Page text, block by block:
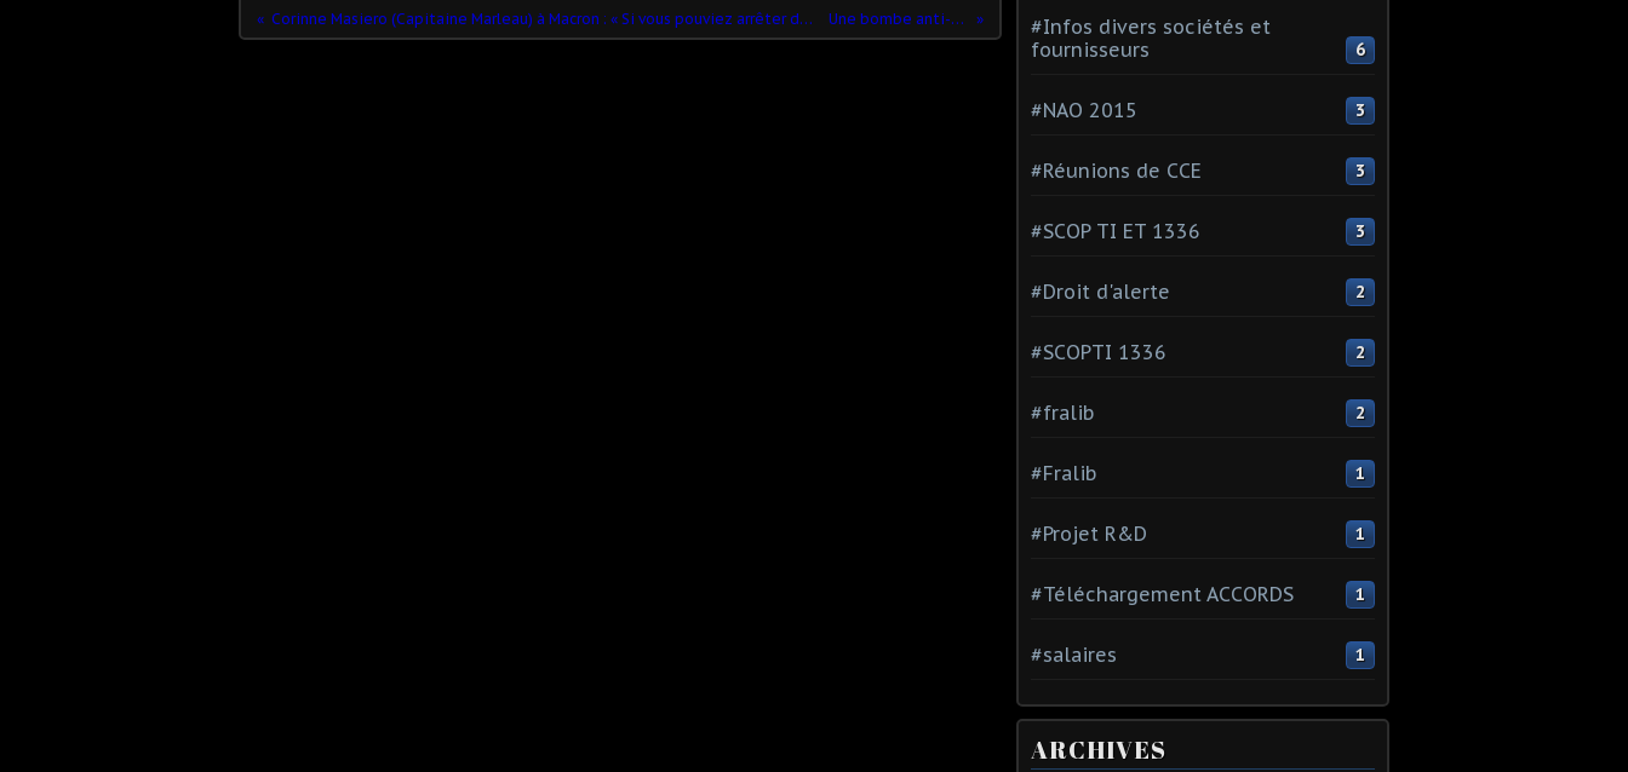
Corinne Masiero (Capitaine Marleau) à Macron : « Si vous pouviez arrêter de faire vos conneries... » Une bombe anti-sociale...
#Infos divers sociétés et
fournisseurs
6
#NAO 2015 3
#Réunions de CCE 3
#SCOP TI ET 1336 3
#Droit d'alerte 2
#SCOPTI 1336 2
#fralib 2
#Fralib 1
#Projet R&D 1
#Téléchargement ACCORDS 1
#salaires 1
ARCHIVES